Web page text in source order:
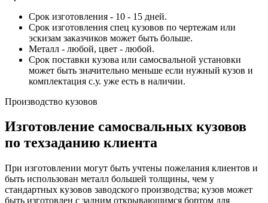
Срок изготовления - 10 - 15 дней.
Срок изготовления спец кузовов по чертежам или
эскизам заказчиков может быть больше.
Металл - любой, цвет - любой.
Срок поставки кузова или самосвальной установки
может быть значительно меньше если нужный кузов и
комплектация с.у. уже есть в наличии.
Производство кузовов
Изготовление самосвальных кузовов
по техзаданию клиента
При изготовлении могут быть учтены пожелания клиентов и
быть использован металл большей толщины, чем у
стандартных кузовов заводского производства; кузов может
быть изготовлен с задним открывающимся бортом для